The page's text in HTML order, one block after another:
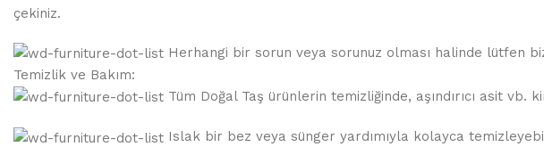
çekiniz.
Herhangi bir sorun veya sorunuz olması halinde lütfen
Temizlik ve Bakım:
Tüm Doğal Taş ürünlerin temizliğinde, aşındırıcı asit vb.
Islak bir bez veya sünger yardımıyla kolayca